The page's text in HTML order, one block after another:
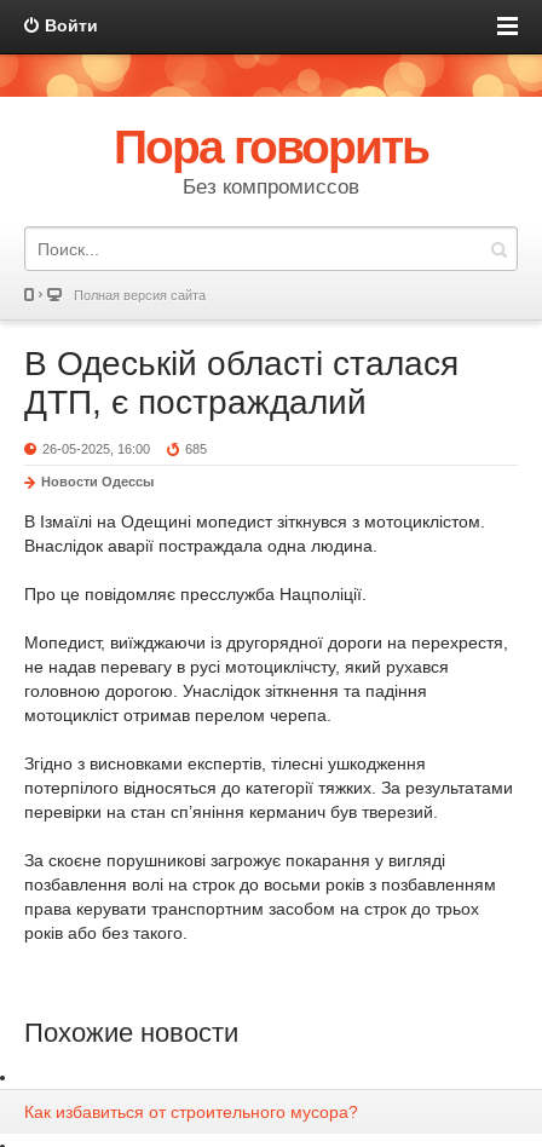
Войти
Пора говорить
Без компромиссов
Полная версия сайта
В Одеській області сталася
ДТП, є постраждалий
26-05-2025, 16:00 685
Новости Одессы
В Ізмаїлі на Одещині мопедист зіткнувся з мотоциклістом.
Внаслідок аварії постраждала одна людина.
Про це повідомляє пресслужба Нацполіції.
Мопедист, виїжджаючи із другорядної дороги на перехрестя,
не надав перевагу в русі мотоциклічсту, який рухався
головною дорогою. Унаслідок зіткнення та падіння
мотоцикліст отримав перелом черепа.
Згідно з висновками експертів, тілесні ушкодження
потерпілого відносяться до категорії тяжких. За результатами
перевірки на стан сп’яніння керманич був тверезий.
За скоєне порушникові загрожує покарання у вигляді
позбавлення волі на строк до восьми років з позбавленням
права керувати транспортним засобом на строк до трьох
років або без такого.
Похожие новости
Как избавиться от строительного мусора?